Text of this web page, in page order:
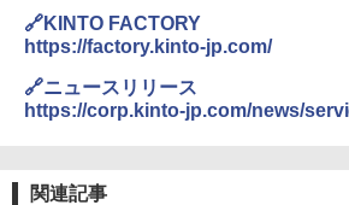
🔗KINTO FACTORY
https://factory.kinto-jp.com/
🔗ニュースリリース
https://corp.kinto-jp.com/news/
関連記事